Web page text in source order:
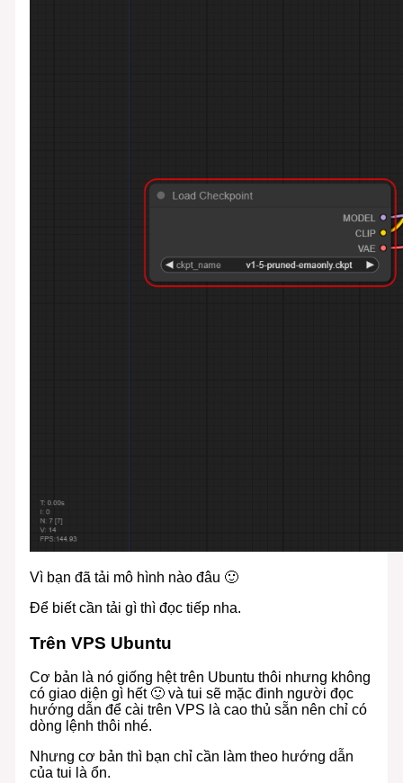
Vì bạn đã tải mô hình nào đâu 🙂
Để biết cần tải gì thì đọc tiếp nha.
Trên VPS Ubuntu
Cơ bản là nó giống hệt trên Ubuntu thôi nhưng không
có giao diện gì hết 🙂 và tui sẽ mặc đinh người đọc
hướng dẫn để cài trên VPS là cao thủ sẵn nên chỉ có
dòng lệnh thôi nhé.
Nhưng cơ bản thì bạn chỉ cần làm theo hướng dẫn
của tui là ổn.